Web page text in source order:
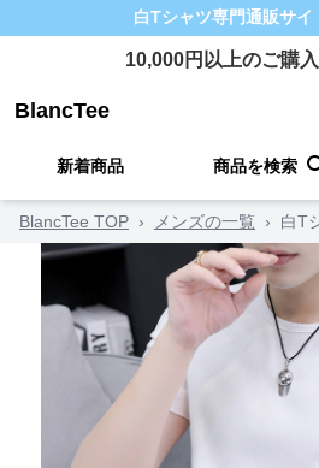
白Tシャツ専門通販サイ
10,000円以上のご購
BlancTee
新着商品 商品を検索
BlancTee TOP › メンズの一覧 › 白T